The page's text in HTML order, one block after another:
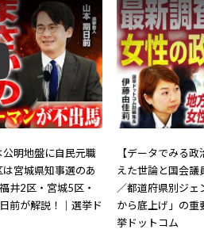
公明地盤に自民元職
宮城県知事選のあ
井2区・宮城5区・
前が解説！｜選挙ド
【データでみる
えた世論と国会
／都道府県別ジ
から底上げ」の重
挙ドットコム